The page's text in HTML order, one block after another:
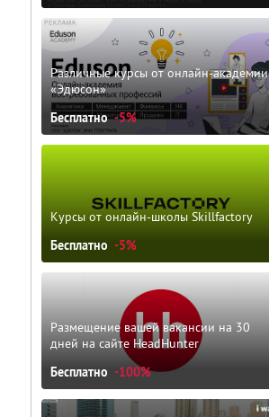
Различные курсы от онлайн-академии
«Эдюсон»
Бесплатно -5%
Курсы от онлайн-школы Skillfactory
Бесплатно -5%
Размещение вашей вакансии на 30
дней на сайте HeadHunter
Бесплатно -100%